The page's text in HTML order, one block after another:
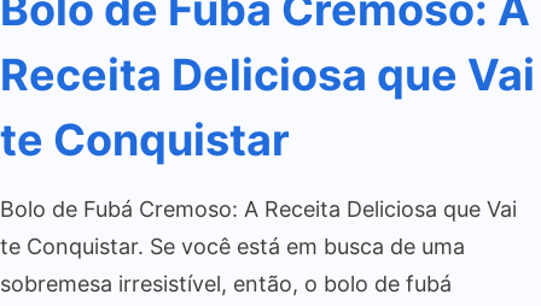
Receita Deliciosa que Vai
te Conquistar
Bolo de Fubá Cremoso: A Receita Deliciosa que Vai
te Conquistar. Se você está em busca de uma
sobremesa irresistível, então, o bolo de fubá